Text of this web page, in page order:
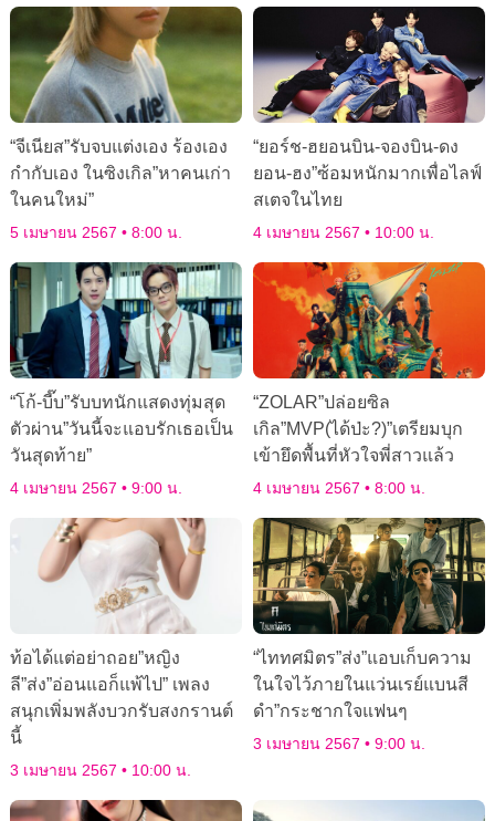
“จีเนียส”รับจบแต่งเอง ร้องเอง
กำกับเอง ในซิงเกิล”หาคนเก่า
ในคนใหม่”
5 เมษายน 2567 8:00 น.
“ยอร์ช-ฮยอนบิน-จองบิน-ดง
ยอน-ฮง”ซ้อมหนักมากเพื่อไลฟ์
สเตจในไทย
4 เมษายน 2567 10:00 น.
“โก้-บี๊บ”รับบทนักแสดงทุ่มสุด
ตัวผ่าน”วันนี้จะแอบรักเธอเป็น
วันสุดท้าย”
4 เมษายน 2567 9:00 น.
“ZOLAR”ปล่อยซิล
เกิล”MVP(ได้ป่ะ?)”เตรียมบุก
เข้ายึดพื้นที่หัวใจพี่สาวแล้ว
4 เมษายน 2567 8:00 น.
ท้อได้แต่อย่าถอย”หญิง
ลี”ส่ง”อ่อนแอก็แพ้ไป” เพลง
สนุกเพิ่มพลังบวกรับสงกรานต์
นี้
3 เมษายน 2567 10:00 น.
“ไททศมิตร”ส่ง”แอบเก็บความ
ในใจไว้ภายในแว่นเรย์แบนสี
ดำ”กระชากใจแฟนๆ
3 เมษายน 2567 9:00 น.